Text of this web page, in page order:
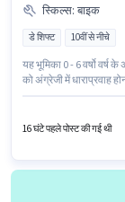
स्किल्स: बाइक
डे शिफ्ट 10वीं से नीचे
यह भूमिका 0 - 6 वर्षो
को अंग्रेजी में धाराप्रवाह
प्रति सप्ताह है। इस पद के
16 घंटे पहले पोस्ट की गई थी